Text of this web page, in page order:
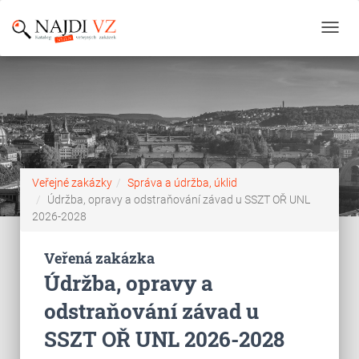
Veřejné zakázky
Správa a údržba, úklid
Údržba, opravy a odstraňování závad u SSZT OŘ UNL
2026-2028
Veřená zakázka
Údržba, opravy a
odstraňování závad u
SSZT OŘ UNL 2026-2028